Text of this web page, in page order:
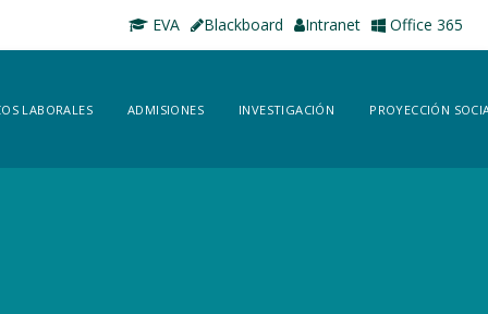
EVA Blackboard Intranet Office 365
LABORALES ADMISIONES INVESTIGACIÓN PROYECCIÓN